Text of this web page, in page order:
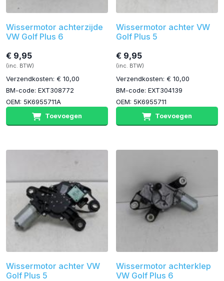
Wissermotor achterzijde
VW Golf Plus 6
€ 9,95
(inc. BTW)
Verzendkosten: € 10,00
BM-code: EXT308772
OEM: 5K6955711A
Toevoegen
Wissermotor achter VW
Golf Plus 5
€ 9,95
(inc. BTW)
Verzendkosten: € 10,00
BM-code: EXT304139
OEM: 5K6955711
Toevoegen
Wissermotor achter VW
Golf Plus 5
Wissermotor achterklep
VW Golf Plus 6